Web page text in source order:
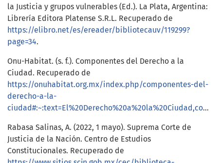
la Justicia y grupos vulnerables (Ed.). La Plata, Argentina:
Librería Editora Platense S.R.L. Recuperado de
https://elibro.net/es/ereader/bibliotecauv/119299?
page=34.
Onu-Habitat. (s. f.). Componentes del Derecho a la
Ciudad. Recuperado de
https://onuhabitat.org.mx/index.php/componentes-del-
derecho-a-la-
ciudad#:~:text=El%20Derecho%20a%20la%20Ciudad,comunes%20para%20una%20vida%20digna
Rabasa Salinas, A. (2022, 1 mayo). Suprema Corte de
Justicia de la Nación. Centro de Estudios
Constitucionales. Recuperado de